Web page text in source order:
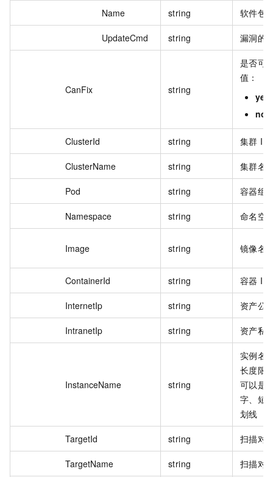
Name string 软件包
UpdateCmd string 漏洞的
CanFix string
是否可
值：
yes
no
ClusterId string 集群 ID
ClusterName string 集群名
Pod string 容器组
Namespace string 命名空
Image string 镜像名
ContainerId string 容器 ID
InternetIp string 资产公
IntranetIp string 资产私
InstanceName string
实例名
长度限
可以是
字、短
划线（
TargetId string 扫描对
TargetName string 扫描对